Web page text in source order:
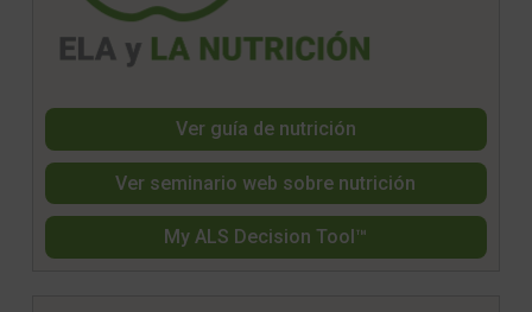
Ver guía de nutrición
Ver seminario web sobre nutrición
My ALS Decision Tool™